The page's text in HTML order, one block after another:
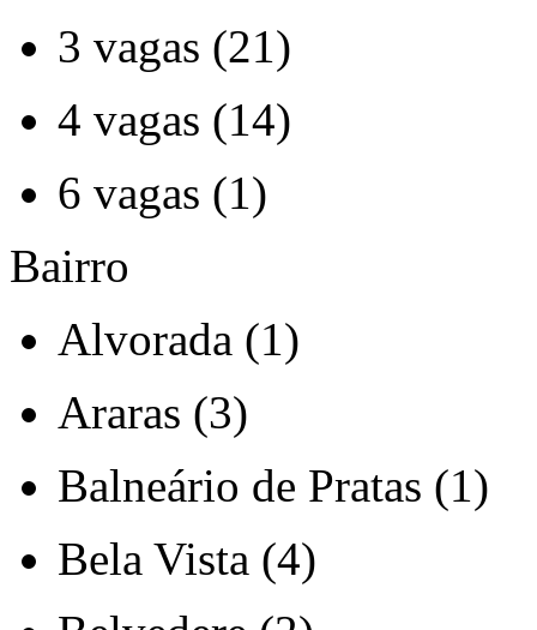
3 vagas (21)
4 vagas (14)
6 vagas (1)
Bairro
Alvorada (1)
Araras (3)
Balneário de Pratas (1)
Bela Vista (4)